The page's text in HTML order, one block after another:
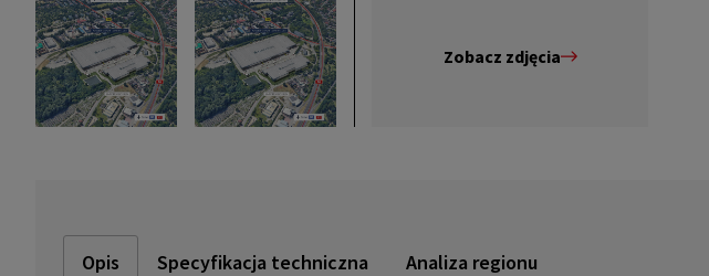
Zobacz zdjęcia
Opis Specyfikacja techniczna Analiza regionu